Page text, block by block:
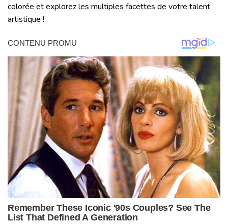
colorée et explorez les multiples facettes de votre talent
artistique !